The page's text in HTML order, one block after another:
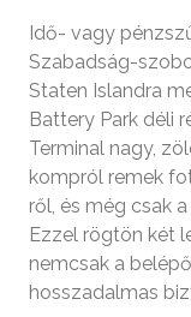
Idő- vagy
Szabadság-
Staten Islandra
Battery Park déli
Terminal nagy,
kompról remek
ről, és még csak
Ezzel rögtön két
nemcsak a
hosszadalmas